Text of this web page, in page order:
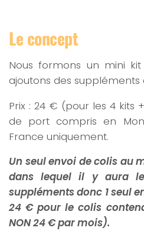
Le concept
Nous formons un mini
ajoutons des
Prix : 24 € (pour les 4 kits
de port compris en
France uniquement.
Un seul envoi de colis au
dans lequel il y aura
suppléments donc 1 seul
24 € pour le colis
NON 24 € par mois).